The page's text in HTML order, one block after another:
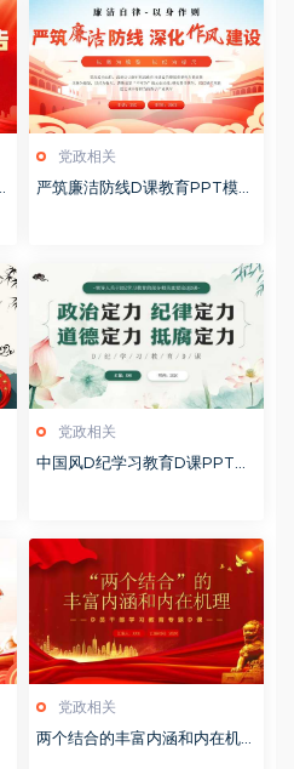
党政相关
严筑廉洁防线D课教育PPT模板
党政相关
中国风D纪学习教育D课PPT模
党政相关
两个结合的丰富内涵和内在机理